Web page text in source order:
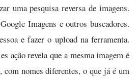
uma pesquisa reversa de imagens.
Imagens e outros buscadores.
e fazer o upload na ferramenta.
ação revela que a mesma imagem é
com nomes diferentes, o que já é um